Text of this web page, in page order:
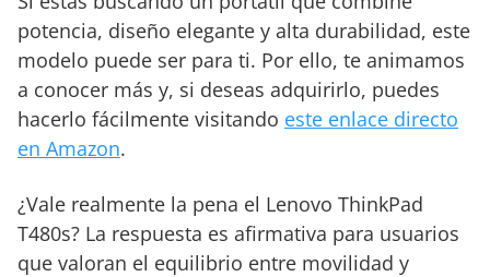
potencia, diseño elegante y alta durabilidad, este
modelo puede ser para ti. Por ello, te animamos
a conocer más y, si deseas adquirirlo, puedes
hacerlo fácilmente visitando este enlace directo
en Amazon.
¿Vale realmente la pena el Lenovo ThinkPad
T480s? La respuesta es afirmativa para usuarios
que valoran el equilibrio entre movilidad y